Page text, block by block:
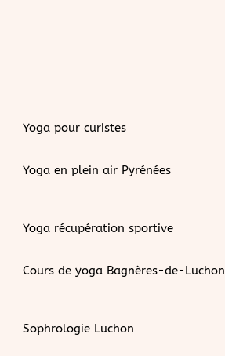
Yoga pour curistes
Yoga en plein air Pyrénées
Yoga récupération sportive
Cours de yoga Bagnères-de-Luchon
Sophrologie Luchon